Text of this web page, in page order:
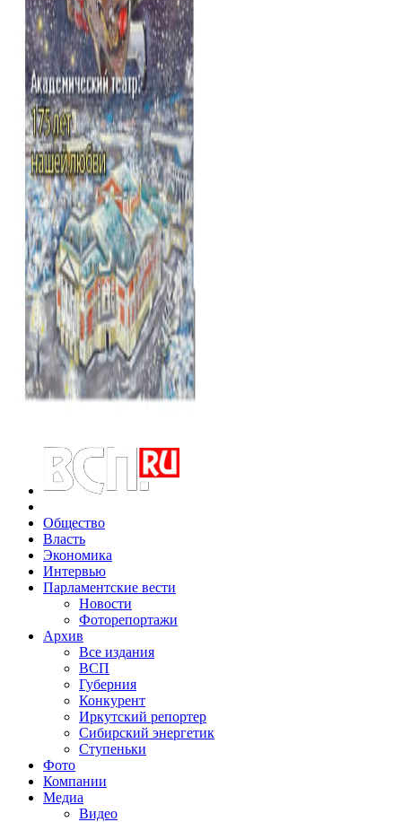
Общество
Власть
Экономика
Интервью
Парламентские вести
Новости
Фоторепортажи
Архив
Все издания
ВСП
Губерния
Конкурент
Иркутский репортер
Сибирский энергетик
Ступеньки
Фото
Компании
Медиа
Видео